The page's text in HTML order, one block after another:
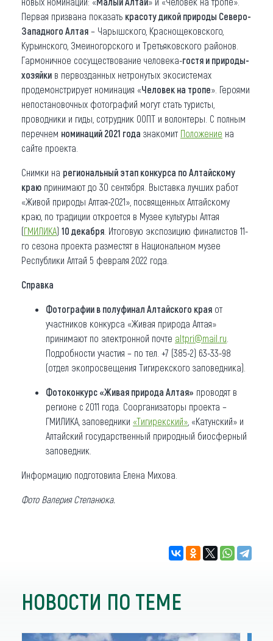
Первая призвана показать красоту дикой природы Северо-
Западного Алтая – Чарышского, Краснощековского,
Курьинского, Змеиногорского и Третьяковского районов.
Гармоничное сосуществование человека-гостя и природы-
хозяйки в первозданных нетронутых экосистемах
продемонстрирует номинация «Человек на тропе». Героями
непостановочных фотографий могут стать туристы,
проводники и гиды, сотрудник ООПТ и волонтеры. С полным
перечнем номинаций 2021 года знакомит Положение на
сайте проекта.
Снимки на региональный этап конкурса по Алтайскому
краю принимают до 30 сентября. Выставка лучших работ
«Живой природы Алтая-2021», посвященных Алтайскому
краю, по традиции откроется в Музее культуры Алтая
(ГМИЛИКА) 10 декабря . Итоговую экспозицию финалистов 11-
го сезона проекта разместят в Национальном музее
Республики Алтай 5 февраля 2022 года.
Справка
Фотографии в полуфинал Алтайского края от
участников конкурса «Живая природа Алтая»
принимают по электронной почте altpri@mail.ru
Подробности участия – по тел. +7 (385-2) 63-33-98
(отдел экопросвещения Тигирекского заповедника).
Фотоконкурс «Живая природа Алтая» проводят в
регионе с 2011 года. Соорганизаторы проекта –
ГМИЛИКА, заповедники «Тигирекский» , «Катунский» и
Алтайский государственный природный биосферный
заповедник.
Информацию подготовила Елена Михова.
Фото Валерия Степанюка.
НОВОСТИ ПО ТЕМЕ